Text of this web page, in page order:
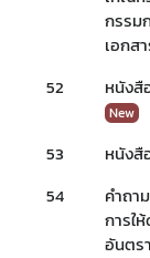
กรรม
เอกส
52 หนังสื
New
53 หนังสื
54
คำถา
การใ
อันตร
เ